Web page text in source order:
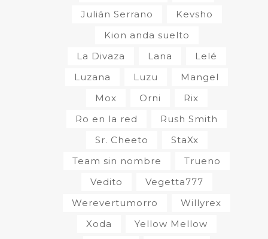
Julián Serrano
Kevsho
Kion anda suelto
La Divaza
Lana
Lelé
Luzana
Luzu
Mangel
Mox
Orni
Rix
Ro en la red
Rush Smith
Sr. Cheeto
StaXx
Team sin nombre
Trueno
Vedito
Vegetta777
Werevertumorro
Willyrex
Xoda
Yellow Mellow